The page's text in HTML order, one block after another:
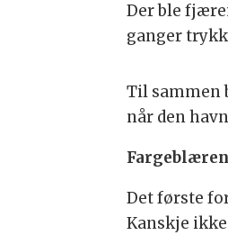
Der ble
ganger
Til sammen
når den
Det første
Kanskje